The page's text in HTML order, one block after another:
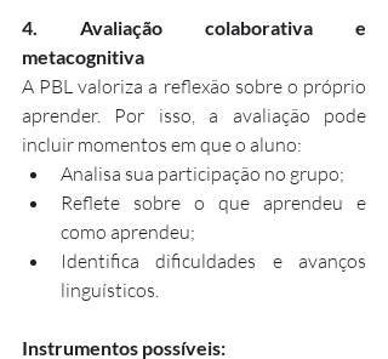
4. Avaliação colaborativa e
metacognitiva
A PBL valoriza a reflexão sobre o próprio
aprender. Por isso, a avaliação pode
incluir momentos em que o aluno:
Analisa sua participação no grupo;
Reflete sobre o que aprendeu e
como aprendeu;
Identifica dificuldades e avanços
linguísticos.
Instrumentos possíveis: